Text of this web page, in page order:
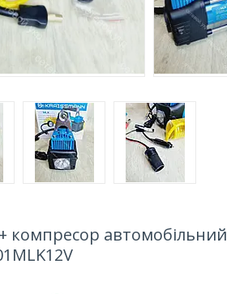
компресор автомобільний